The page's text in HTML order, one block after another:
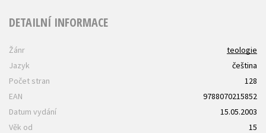
DETAILNÍ INFORMACE
Žánr
teologie
Jazyk
čeština
Počet stran
128
EAN
9788070215852
Datum vydání
15.05.2003
Věk od
15